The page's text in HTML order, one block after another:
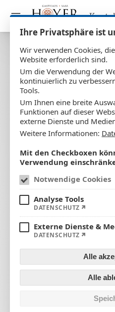
Ihre Privatsphäre ist
Wir verwenden Cookies,
Website erforderlich sind.
Um die Verwendung der
kontinuierlich zu
Tools.
Um Ihnen eine breite
Funktionen auf dieser
externe Dienste und
Weitere Informationen:
Mit den Checkboxen
Verwendung
Notwendige Cookies
Analyse Tools
DATENSCHUTZ
Externe Dienste &
DATENSCHUTZ
Alle
Alle